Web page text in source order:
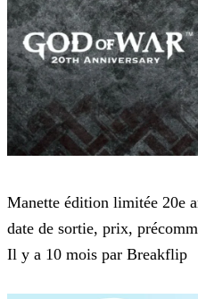
Manette édition limitée 20e
date de sortie, prix,
Il y a 10 mois par Breakflip